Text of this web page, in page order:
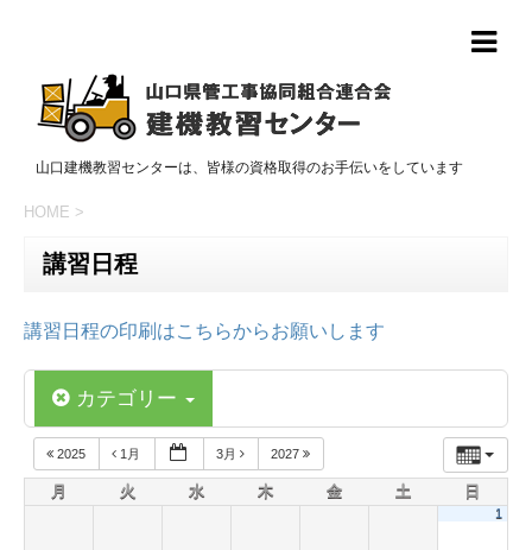
山口建機教習センターは、皆様の資格取得のお手伝いをしています
HOME >
講習日程
講習日程の印刷はこちらからお願いします
カテゴリー
2025 1月 3月 2027
月 火 水 木 金 土 日
1